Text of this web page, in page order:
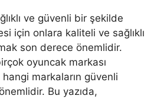
ve güvenli bir şekilde
için onlara kaliteli ve sağlıklı
son derece önemlidir.
oyuncak markası
markaların güvenli
Bu yazıda,